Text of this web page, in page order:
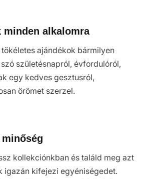
minden alkalomra
ajándékok bármilyen
születésnapról, évfordulóról,
egy kedves gesztusról,
örömet szerzel.
kollekciónkban és találd meg azt
igazán kifejezi egyéniségedet.